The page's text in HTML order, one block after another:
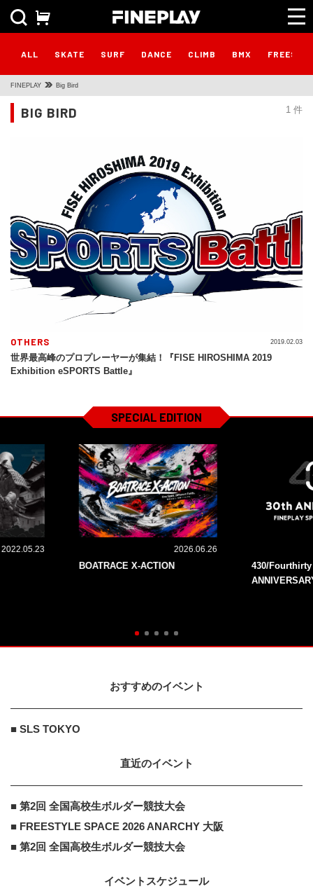
ALL SKATE SURF DANCE CLIMB BMX
FINEPLAY Big Bird
1 件
BIG BIRD
OTHERS
世界最高峰のプロプレーヤーが集結！『FISE HIROSHIMA 2019
Exhibition eSPORTS Battle』
2019.02.03
SPECIAL EDITION
2022.05.23 2026.06.26
BOATRACE X-ACTION
430/
おすすめのイベント
■ SLS TOKYO
直近のイベント
■ 第2回 全国高校生ボルダー競技大会
■ FREESTYLE SPACE 2026 ANARCHY 大阪
■ 第2回 全国高校生ボルダー競技大会
イベントスケジュール